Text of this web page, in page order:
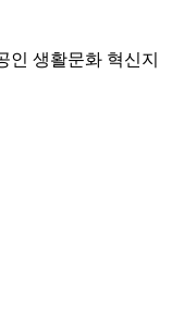
인 생활문화 혁신지